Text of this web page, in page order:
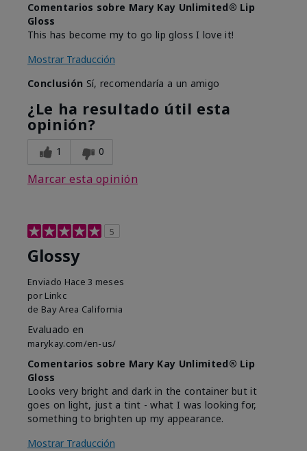
Comentarios sobre Mary Kay Unlimited® Lip
Gloss
This has become my to go lip gloss I love it!
Mostrar Traducción
Conclusión Sí, recomendaría a un amigo
¿Le ha resultado útil esta
opinión?
1 0
Marcar esta opinión
5
Glossy
Enviado Hace 3 meses
por Linkc
de Bay Area California
Evaluado en
marykay.com/en-us/
Comentarios sobre Mary Kay Unlimited® Lip
Gloss
Looks very bright and dark in the container but it
goes on light, just a tint - what I was looking for,
something to brighten up my appearance.
Mostrar Traducción